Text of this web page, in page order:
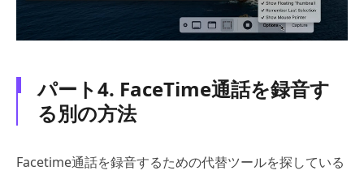
パート4. FaceTime通話を録音す
る別の方法
Facetime通話を録音するための代替ツールを探している